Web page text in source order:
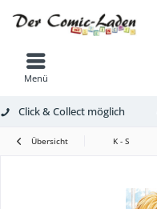
Menü
Click & Collect möglich
Übersicht K - S